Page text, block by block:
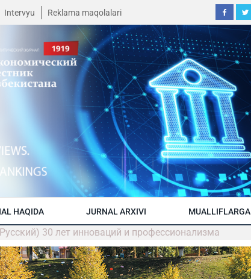
Intervyu Reklama maqolalari
HAQIDA JURNAL ARXIVI MUALLIFLARGA
30 лет инноваций и профессионализма